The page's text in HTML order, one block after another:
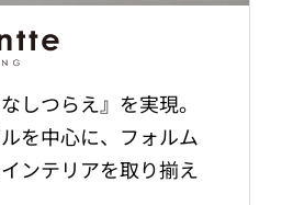
しつらえ』を実現。
を中心に、フォルム
ンテリアを取り揃え